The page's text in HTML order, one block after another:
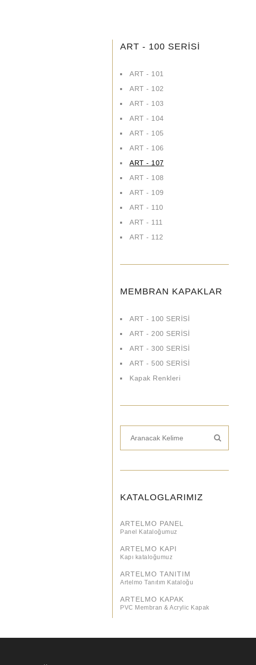
ART - 100 SERİSİ
ART - 101
ART - 102
ART - 103
ART - 104
ART - 105
ART - 106
ART - 107
ART - 108
ART - 109
ART - 110
ART - 111
ART - 112
MEMBRAN KAPAKLAR
ART - 100 SERİSİ
ART - 200 SERİSİ
ART - 300 SERİSİ
ART - 500 SERİSİ
Kapak Renkleri
KATALOGLARIMIZ
ARTELMO PANEL
Panel Kataloğumuz
ARTELMO KAPI
Kapı kataloğumuz
ARTELMO TANITIM
Artelmo Tanıtım Kataloğu
ARTELMO KAPAK
PVC Membran & Acrylic Kapak